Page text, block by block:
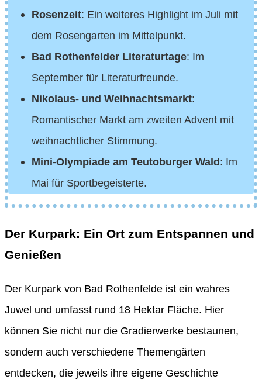
Rosenzeit: Ein weiteres Highlight im Juli mit
dem Rosengarten im Mittelpunkt.
Bad Rothenfelder Literaturtage: Im
September für Literaturfreunde.
Nikolaus- und Weihnachtsmarkt:
Romantischer Markt am zweiten Advent mit
weihnachtlicher Stimmung.
Mini-Olympiade am Teutoburger Wald: Im
Mai für Sportbegeisterte.
Der Kurpark: Ein Ort zum Entspannen und
Genießen
Der Kurpark von Bad Rothenfelde ist ein wahres
Juwel und umfasst rund 18 Hektar Fläche. Hier
können Sie nicht nur die Gradierwerke bestaunen,
sondern auch verschiedene Themengärten
entdecken, die jeweils ihre eigene Geschichte